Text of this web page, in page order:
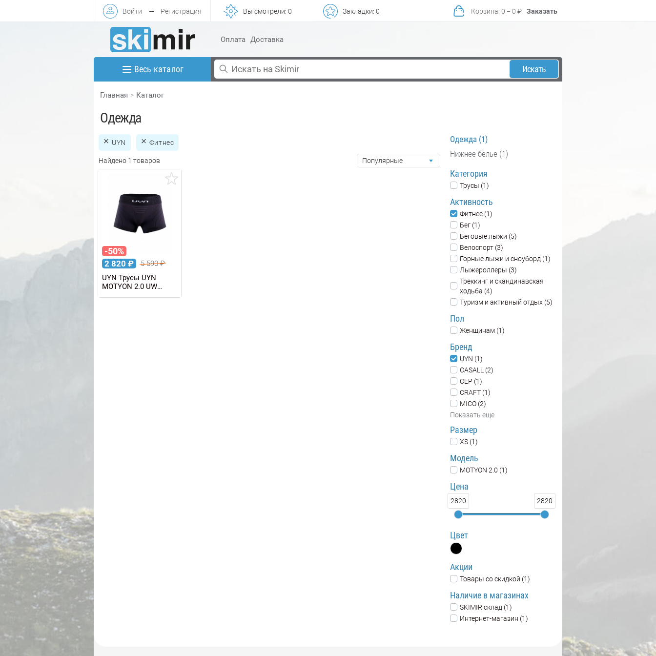
Войти — Регистрация Вы смотрели: 0 Закладки: 0 Корзина: 0 − 0 ₽ Заказать
Оплата Доставка
Весь каталог Искать
Главная Каталог
Одежда
UYN Фитнес
Найдено 1 товаров Популярные
-50%
2 820 ₽ 5 590₽
UYN Трусы UYN
MOTYON 2.0 UW
BOXER женские
Одежда (1)
Нижнее белье (1)
Категория
Трусы (1)
Активность
Фитнес (1)
Бег (1)
Беговые лыжи (5)
Велоспорт (3)
Горные лыжи и сноуборд (1)
Лыжероллеры (3)
Треккинг и скандинавская
ходьба (4)
Туризм и активный отдых (5)
Пол
Женщинам (1)
Бренд
UYN (1)
CASALL (2)
CEP (1)
CRAFT (1)
MICO (2)
Показать еще
Размер
XS (1)
Модель
MOTYON 2.0 (1)
Цена
2820 2820
Цвет
Акции
Товары со скидкой (1)
Наличие в магазинах
SKIMIR склад (1)
Интернет-магазин (1)